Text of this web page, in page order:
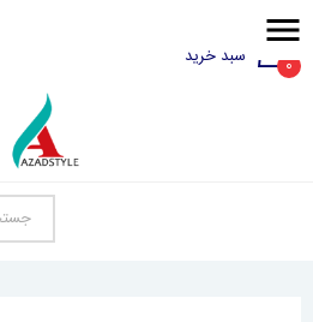
0 سبد خرید